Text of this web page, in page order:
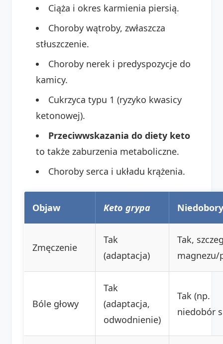
Ciąża i okres karmienia piersią.
Choroby wątroby, zwłaszcza
stłuszczenie.
Choroby nerek i predyspozycje do
kamicy.
Cukrzyca typu 1 (ryzyko kwasicy
ketonowej).
Przeciwwskazania do diety keto
to także zaburzenia metaboliczne.
Choroby serca i układu krążenia.
Objaw Keto grypa Niedobory
Zmęczenie
Tak
(adaptacja)
Tak,
magnezu/
Bóle głowy
Tak
(adaptacja,
odwodnienie)
Tak (np.
niedobór